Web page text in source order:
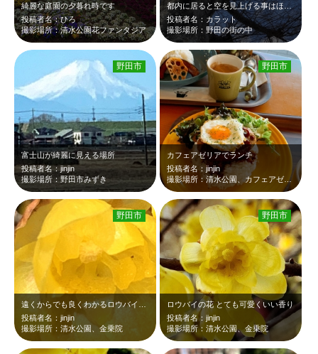
綺麗な庭園の夕暮れ時です
投稿者名：ひろ
撮影場所：清水公園花ファンタジア
都内に居ると空を見上げる事はほとんどありませんが、ココに来ると空を見上げたくな…
投稿者名：カラット
撮影場所：野田の街の中
富士山が綺麗に見える場所
投稿者名：jinjin
撮影場所：野田市みずき
野田市
カフェアゼリアでランチ
投稿者名：jinjin
撮影場所：清水公園、カフェアゼリア
野田市
投稿者名：jinjin
撮影場所：清水公園、金乗院
野田市
ロウバイの花 とても可愛くいい香り
投稿者名：jinjin
撮影場所：清水公園、金乗院
野田市